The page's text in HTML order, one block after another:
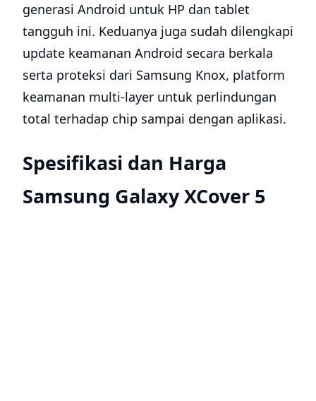
generasi Android untuk HP dan tablet
tangguh ini. Keduanya juga sudah dilengkapi
update keamanan Android secara berkala
serta proteksi dari Samsung Knox, platform
keamanan multi-layer untuk perlindungan
total terhadap chip sampai dengan aplikasi.
Spesifikasi dan Harga
Samsung Galaxy XCover 5